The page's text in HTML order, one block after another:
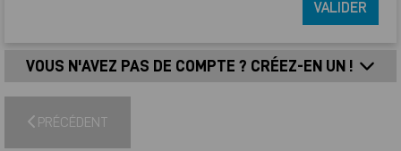
VALIDER
VOUS N'AVEZ PAS DE COMPTE ? CRÉEZ-EN UN !
PRÉCÉDENT